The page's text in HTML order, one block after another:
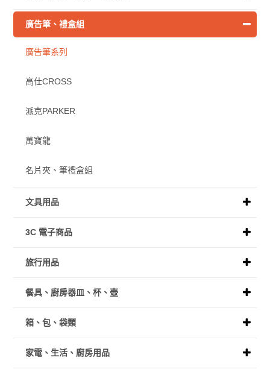
廣告筆、禮盒組
廣告筆系列
高仕CROSS
派克PARKER
萬寶龍
名片夾、筆禮盒組
文具用品
3C 電子商品
旅行用品
餐具、廚房器皿、杯、壺
箱、包、袋類
家電、生活、廚房用品